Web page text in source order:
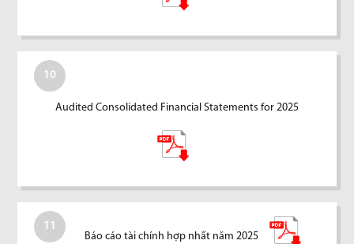
10
Audited Consolidated Financial Statements for 2025
11
Báo cáo tài chính hợp nhất năm 2025